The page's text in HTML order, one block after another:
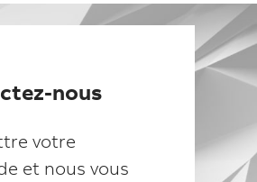
nous
votre
et nous vous